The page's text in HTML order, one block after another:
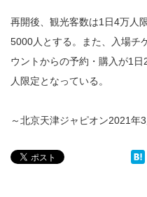
再開後、観光客数は1日4万人
5000人とする。また、入場チ
ウントからの予約・購入が1
人限定となっている。
～北京天津ジャピオン2021年